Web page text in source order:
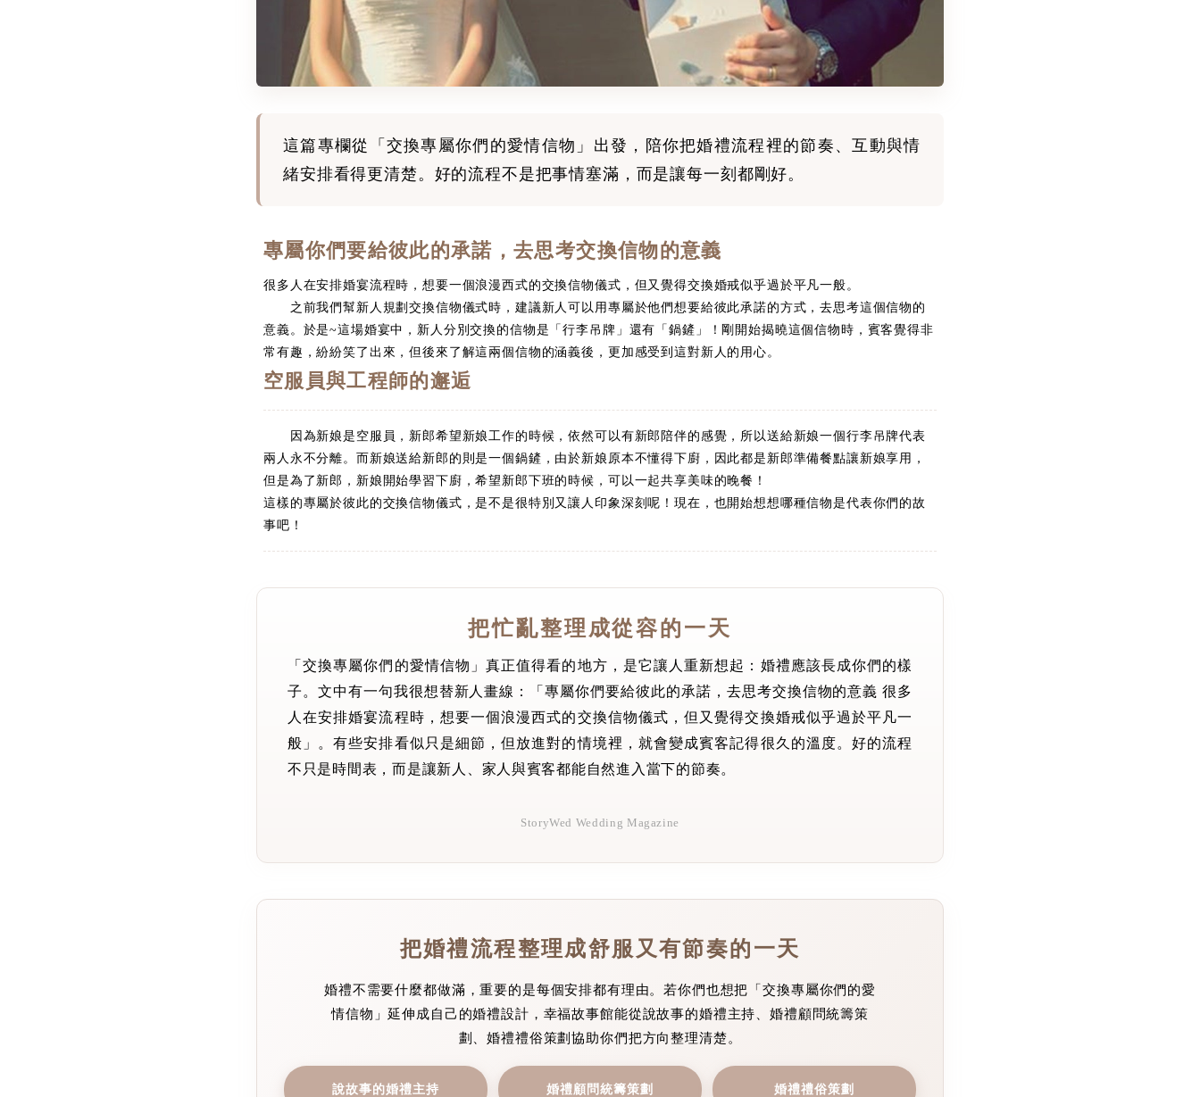
這篇專欄從「交換專屬你們的愛情信物」出發，陪你把婚禮流程裡的節奏、互動與情
緒安排看得更清楚。好的流程不是把事情塞滿，而是讓每一刻都剛好。
專屬你們要給彼此的承諾，去思考交換信物的意義
很多人在安排婚宴流程時，想要一個浪漫西式的交換信物儀式，但又覺得交換婚戒似乎過於平凡一般。
之前我們幫新人規劃交換信物儀式時，建議新人可以用專屬於他們想要給彼此承諾的方式，去思考這個信物的
意義。於是~這場婚宴中，新人分別交換的信物是「行李吊牌」還有「鍋鏟」！剛開始揭曉這個信物時，賓客覺得非
常有趣，紛紛笑了出來，但後來了解這兩個信物的涵義後，更加感受到這對新人的用心。
空服員與工程師的邂逅
因為新娘是空服員，新郎希望新娘工作的時候，依然可以有新郎陪伴的感覺，所以送給新娘一個行李吊牌代表
兩人永不分離。而新娘送給新郎的則是一個鍋鏟，由於新娘原本不懂得下廚，因此都是新郎準備餐點讓新娘享用，
但是為了新郎，新娘開始學習下廚，希望新郎下班的時候，可以一起共享美味的晚餐！
這樣的專屬於彼此的交換信物儀式，是不是很特別又讓人印象深刻呢！現在，也開始想想哪種信物是代表你們的故
事吧！
把忙亂整理成從容的一天
「交換專屬你們的愛情信物」真正值得看的地方，是它讓人重新想起：婚禮應該長成你們的樣
子。文中有一句我很想替新人畫線：「專屬你們要給彼此的承諾，去思考交換信物的意義 很多
人在安排婚宴流程時，想要一個浪漫西式的交換信物儀式，但又覺得交換婚戒似乎過於平凡一
般」。有些安排看似只是細節，但放進對的情境裡，就會變成賓客記得很久的溫度。好的流程
不只是時間表，而是讓新人、家人與賓客都能自然進入當下的節奏。
StoryWed Wedding Magazine
把婚禮流程整理成舒服又有節奏的一天
婚禮不需要什麼都做滿，重要的是每個安排都有理由。若你們也想把「交換專屬你們的愛
情信物」延伸成自己的婚禮設計，幸福故事館能從說故事的婚禮主持、婚禮顧問統籌策
劃、婚禮禮俗策劃協助你們把方向整理清楚。
說故事的婚禮主持 婚禮顧問統籌策劃 婚禮禮俗策劃